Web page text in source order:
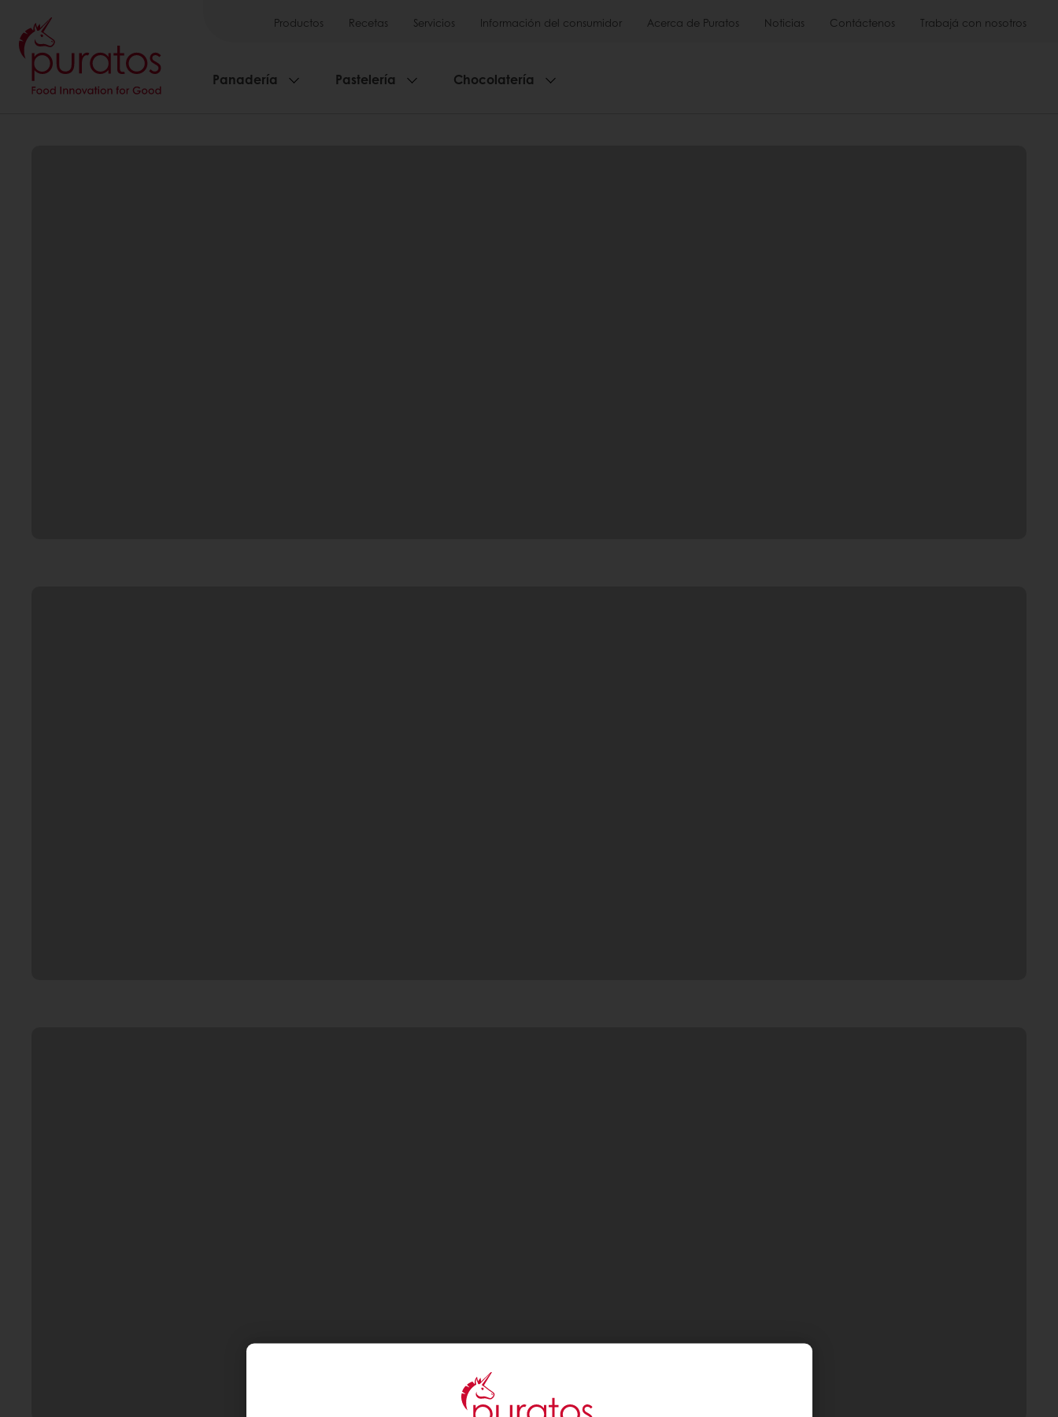
Productos Recetas Servicios Información del consumidor Acerca de Puratos Noticias Contáctenos Trabajá con nosotros
Panadería Pastelería Chocolatería